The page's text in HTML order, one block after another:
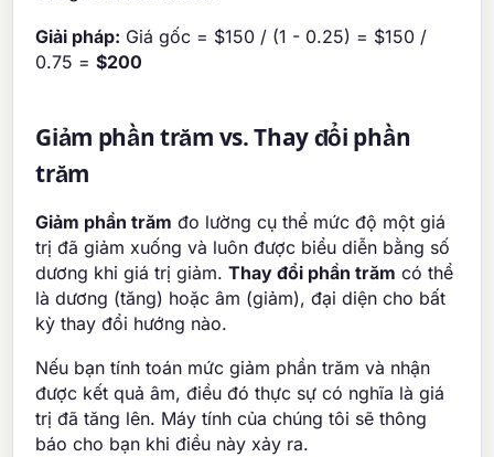
Giải pháp: Giá gốc = $150 / (1 - 0.25) = $150 /
0.75 =$200
Giảm phần trăm vs. Thay đổi phần
trăm
Giảm phần trăm đo lường cụ thể mức độ một giá
trị đã giảm xuống và luôn được biểu diễn bằng số
dương khi giá trị giảm.Thay đổi phần trăm có thể
là dương (tăng) hoặc âm (giảm), đại diện cho bất
kỳ thay đổi hướng nào.
Nếu bạn tính toán mức giảm phần trăm và nhận
được kết quả âm, điều đó thực sự có nghĩa là giá
trị đã tăng lên. Máy tính của chúng tôi sẽ thông
báo cho bạn khi điều này xảy ra.